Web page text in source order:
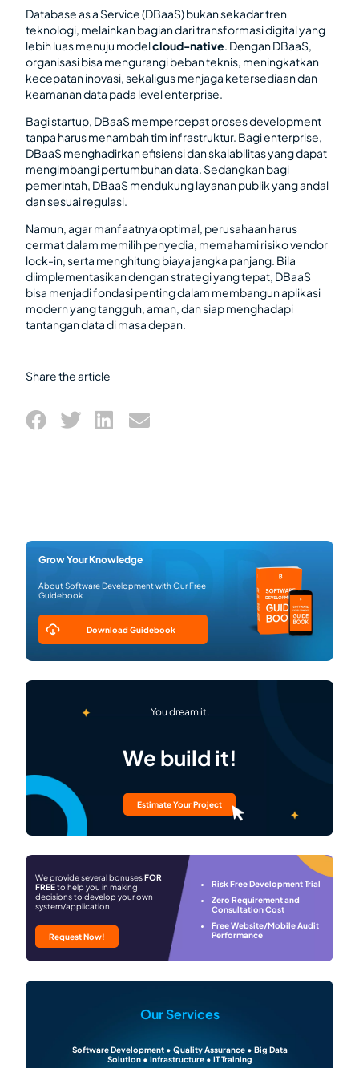
Database as a Service (DBaaS) bukan sekadar tren
teknologi, melainkan bagian dari transformasi digital yang
lebih luas menuju modelcloud-native. Dengan DBaaS,
organisasi bisa mengurangi beban teknis, meningkatkan
kecepatan inovasi, sekaligus menjaga ketersediaan dan
keamanan data pada level enterprise.
Bagi startup, DBaaS mempercepat proses development
tanpa harus menambah tim infrastruktur. Bagi enterprise,
DBaaS menghadirkan efisiensi dan skalabilitas yang dapat
mengimbangi pertumbuhan data. Sedangkan bagi
pemerintah, DBaaS mendukung layanan publik yang andal
dan sesuai regulasi.
Namun, agar manfaatnya optimal, perusahaan harus
cermat dalam memilih penyedia, memahami risiko vendor
lock-in, serta menghitung biaya jangka panjang. Bila
diimplementasikan dengan strategi yang tepat, DBaaS
bisa menjadi fondasi penting dalam membangun aplikasi
modern yang tangguh, aman, dan siap menghadapi
tantangan data di masa depan.
Share the article
Grow Your Knowledge
About Software Development with Our Free
Guidebook
Download Guidebook
You dream it.
We build it!
Estimate Your Project
We provide several bonusesFOR
FREEto help you in making
decisions to develop your own
system/application.
Request Now!
Risk Free Development Trial
Zero Requirement and
Consultation Cost
Free Website/Mobile Audit
Performance
Our Services
Software Development • Quality Assurance • Big Data
Solution • Infrastructure • IT Training